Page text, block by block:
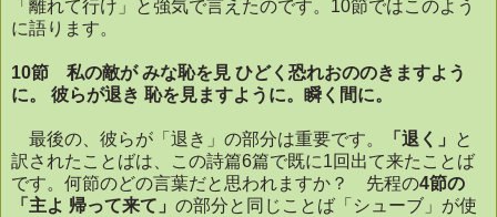
「離れて行け」と強気で言えたのです。 10節ではこのよう
に語ります。
10節 私の敵がみな恥を見 ひどく恐れおののきますよう
に。 彼らが退き 恥を見ますように。瞬く間に。
最後の、彼らが「退き」の部分は重要です。 「退く」
と
訳されたことばは、この詩篇6篇で既に1回出て来たことば
です。何節のどの言葉だと思われますか？ 先程の4節の
「主よ 帰って来て」 の部分と同じことば「シューブ」が使